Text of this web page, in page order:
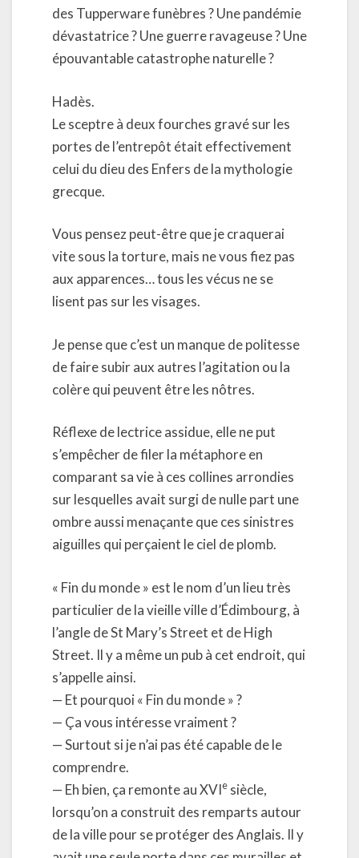
des Tupperware funèbres ? Une pandémie
dévastatrice ? Une guerre ravageuse ? Une
épouvantable catastrophe naturelle ?
Hadès.
Le sceptre à deux fourches gravé sur les
portes de l’entrepôt était effectivement
celui du dieu des Enfers de la mythologie
grecque.
Vous pensez peut-être que je craquerai
vite sous la torture, mais ne vous fiez pas
aux apparences… tous les vécus ne se
lisent pas sur les visages.
Je pense que c’est un manque de politesse
de faire subir aux autres l’agitation ou la
colère qui peuvent être les nôtres.
Réflexe de lectrice assidue, elle ne put
s’empêcher de filer la métaphore en
comparant sa vie à ces collines arrondies
sur lesquelles avait surgi de nulle part une
ombre aussi menaçante que ces sinistres
aiguilles qui perçaient le ciel de plomb.
« Fin du monde » est le nom d’un lieu très
particulier de la vieille ville d’Édimbourg, à
l’angle de St Mary’s Street et de High
Street. Il y a même un pub à cet endroit, qui
s’appelle ainsi.
— Et pourquoi « Fin du monde » ?
— Ça vous intéresse vraiment ?
— Surtout si je n’ai pas été capable de le
comprendre.
— Eh bien, ça remonte au XVIe siècle,
lorsqu’on a construit des remparts autour
de la ville pour se protéger des Anglais. Il y